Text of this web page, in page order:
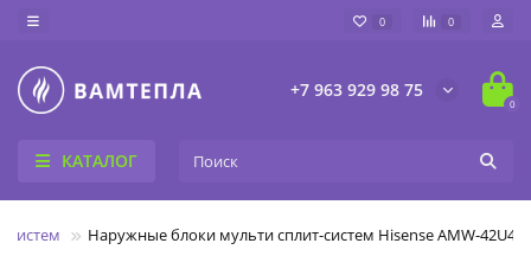
0 0
+7 963 929 98 75
0
КАТАЛОГ
систем Наружные блоки мульти сплит-систем Hisense AMW-42U4SE